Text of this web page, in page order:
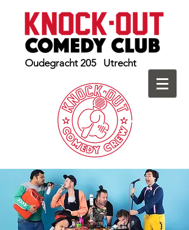
Oudegracht 205 Utrecht